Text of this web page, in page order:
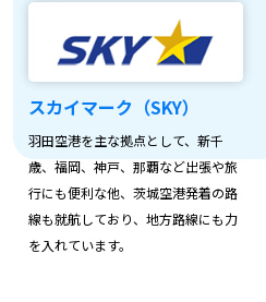
スカイマーク（SKY）
羽田空港を主な拠点として、新千
歳、福岡、神戸、那覇など出張や旅
行にも便利な他、茨城空港発着の路
線も就航しており、地方路線にも力
を入れています。